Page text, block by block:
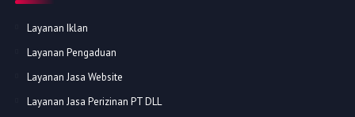
Layanan Iklan
Layanan Pengaduan
Layanan Jasa Website
Layanan Jasa Perizinan PT DLL